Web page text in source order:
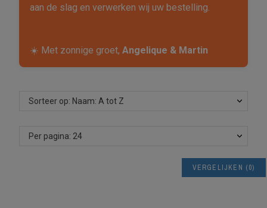
aan de slag en verwerken wij uw bestelling.
☀️ Met zonnige groet,Angelique & Martin
Sorteer op: Naam: A tot Z
Per pagina: 24
VERGELIJKEN (0)